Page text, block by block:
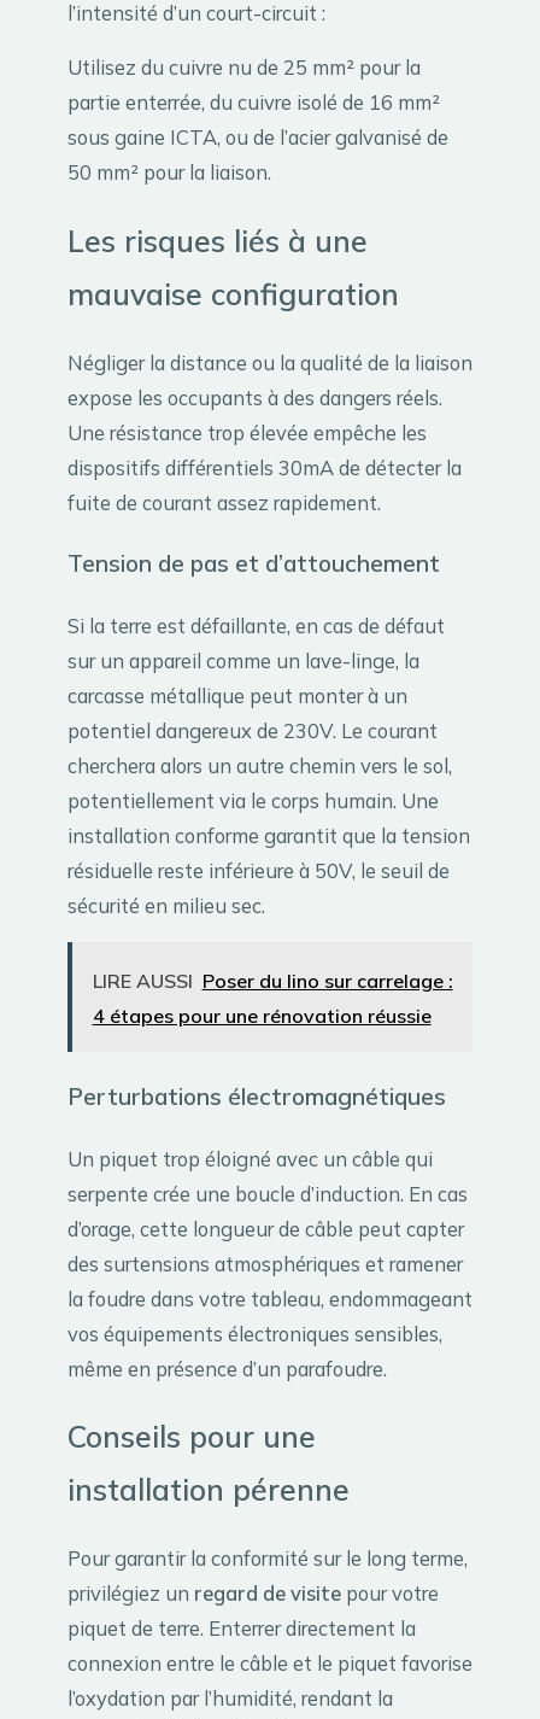
l’intensité d’un court-circuit :
Utilisez du cuivre nu de 25 mm² pour la
partie enterrée, du cuivre isolé de 16 mm²
sous gaine ICTA, ou de l’acier galvanisé de
50 mm² pour la liaison.
Les risques liés à une
mauvaise configuration
Négliger la distance ou la qualité de la liaison
expose les occupants à des dangers réels.
Une résistance trop élevée empêche les
dispositifs différentiels 30mA de détecter la
fuite de courant assez rapidement.
Tension de pas et d’attouchement
Si la terre est défaillante, en cas de défaut
sur un appareil comme un lave-linge, la
carcasse métallique peut monter à un
potentiel dangereux de 230V. Le courant
cherchera alors un autre chemin vers le sol,
potentiellement via le corps humain. Une
installation conforme garantit que la tension
résiduelle reste inférieure à 50V, le seuil de
sécurité en milieu sec.
LIRE AUSSI Poser du lino sur carrelage :
4 étapes pour une rénovation réussie
Perturbations électromagnétiques
Un piquet trop éloigné avec un câble qui
serpente crée une boucle d’induction. En cas
d’orage, cette longueur de câble peut capter
des surtensions atmosphériques et ramener
la foudre dans votre tableau, endommageant
vos équipements électroniques sensibles,
même en présence d’un parafoudre.
Conseils pour une
installation pérenne
Pour garantir la conformité sur le long terme,
privilégiez un regard de visite pour votre
piquet de terre. Enterrer directement la
connexion entre le câble et le piquet favorise
l’oxydation par l’humidité, rendant la